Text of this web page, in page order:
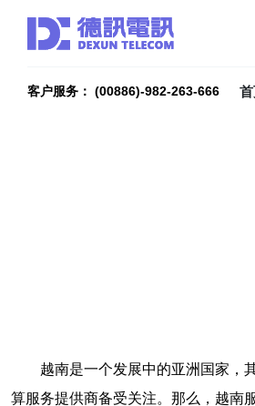
客户服务： (00886)-982-263-666
越南是一个发展中的亚洲国家，
算服务提供商备受关注。那么，越南